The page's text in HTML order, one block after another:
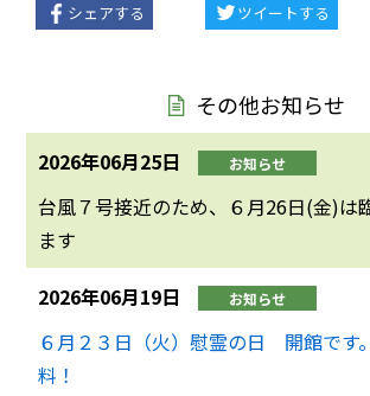
シェアする ツイートする
その他お知らせ
2026年06月25日 お知らせ
台風７号接近のため、６月26日(金)は
ます
2026年06月19日
お知らせ
６月２３日（火）慰霊の日 開館です
料！